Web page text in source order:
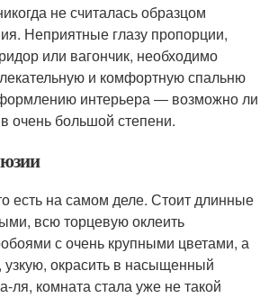
не считалась образцом
Неприятные глазу пропорции,
или вагончик, необходимо
и комфортную спальню
интерьера ― возможно ли
очень большой степени.
есть на самом деле. Стоит длинные
всю торцевую оклеить
с очень крупными цветами, а
окрасить в насыщенный
ля, комната стала уже не такой